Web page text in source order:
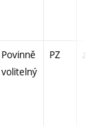
Povinně
volitelný
PZ zá,zk